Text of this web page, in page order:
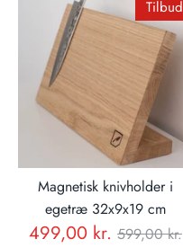
Magnetisk knivholder i
egetræ 32x9x19 cm
499,00 kr. Normal
599,00 kr.
Tilbud